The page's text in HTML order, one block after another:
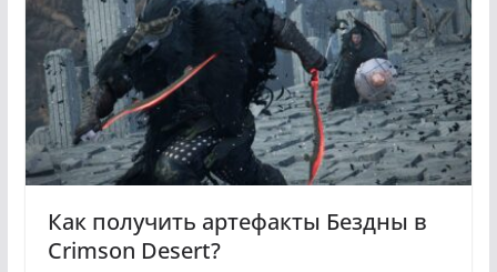
Как получить артефакты Бездны в
Crimson Desert?